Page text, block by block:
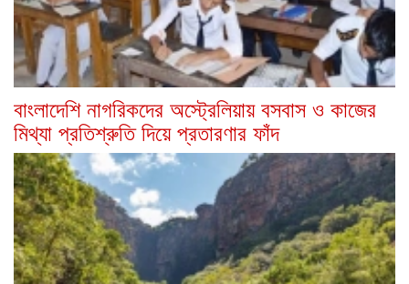
বাংলাদেশি নাগরিকদের অস্ট্রেলিয়ায় বসবাস ও কাজের
মিথ্যা প্রতিশ্রুতি দিয়ে প্রতারণার ফাঁদ